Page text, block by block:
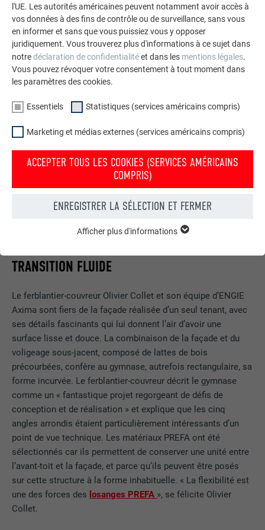
TRANSITION FLUIDE
Le ferblantier-couvreur Olivier Collet et son équipe d’ENGIE
Axima sont fiers de la façade réalisée d’un seul tenant, avec
ses détails fascinants qui lui donnent l’air d’avoir une
surface lisse et douce. La combinaison de la façade et du
voligeage sous-jacent, composé de lattes de bois
précourbées, confère au gymnase, autrefois rectangulaire, sa
forme incurvée. Le ferblantier-couvreur décrit le gymnase
comme un « fantastique projet regorgeant de défis de
conception et de réalisation » et explique que les cinq
angles arrondis étaient particulièrement intéressants d’un
point de vue technique. Les matériaux PREFA ont été
sélectionnés car ils permettent de conserver une unité entre
l’avant-toit et la façade, et parce qu’ils peuvent être posés
sur cette structure à la forme inhabituelle. « La flexibilité est
une des forces des losanges PREFA », se félicite Olivier
Collet.
l'UE. Les autorités américaines peuvent notamment avoir accès à
vos données à des fins de contrôle ou de surveillance, sans vous
en informer et sans que vous puissiez vous y opposer
juridiquement. Vous trouverez plus d'informations à ce sujet dans
notredéclaration de confidentialitéet dans les mentions légales.
Vous pouvez révoquer votre consentement à tout moment dans
les paramètres des cookies.
Essentiels Statistiques (services américains compris)
Marketing et médias externes (services américains compris)
ACCEPTER TOUS LES COOKIES (SERVICES AMÉRICAINS
COMPRIS)
ENREGISTRER LA SÉLECTION ET FERMER
fonctions de base du site Internet. Ils garantissent que le site
Internet fonctionne correctement.
NOM PHPSESSID
FOURNISSEUR PHP
EXPIRATION Session
UTILITÉ
Ce cookie enregistre votre session
actuelle en ce qui concerne les
applications PHP et garantit que toutes
les fonctions de la page qui utilisent le
langage de programmation PHP
peuvent être affichées correctement.
NOM cookie_optin
FOURNISSEUR
Afficher les informations relatives aux cookies
STATISTIQUES (SERVICES AMÉRICAINS COMPRIS)
Les cookies « Statistiques (services américains compris) »
nous aident à comprendre comment le site Internet est utilisé.
Nous collectons des informations pour améliorer l'expérience
utilisateur sur le site Internet.
_ga
FOURNISSEUR Google Universal Analytics
EXPIRATION 2 ans
Enregistre un identifiant unique utilisé
pour générer des données statistiques
Afficher les informations relatives aux cookies
MARKETING ET MÉDIAS EXTERNES (SERVICES AMÉRICAINS
COMPRIS)
Les cookies « Marketing et médias externes (services
américains compris) » sont utilisés par les annonceurs
(prestataires tiers) pour afficher de la publicité personnalisée.
Ils observent pour cela les visiteurs à travers les sites Internet.
Lorsque ces cookies sont acceptés, l'accès aux contenus des
Afficher plus d'informations